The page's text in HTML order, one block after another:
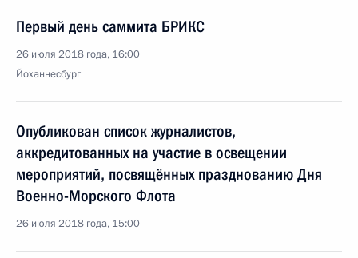
Первый день саммита БРИКС
26 июля 2018 года, 16:00
Йоханнесбург
Опубликован список журналистов,
аккредитованных на участие в освещении
мероприятий, посвящённых празднованию Дня
Военно-Морского Флота
26 июля 2018 года, 15:00